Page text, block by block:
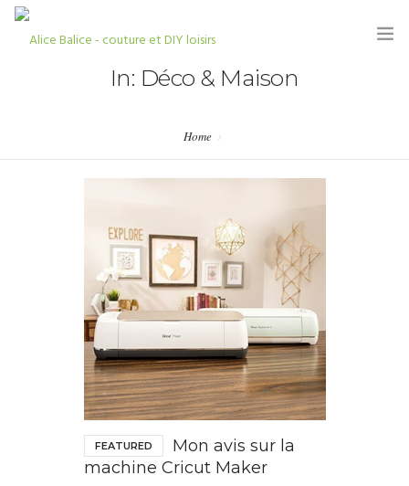
HOME
KITS & COUPONS
PARTENARIATS & PRESSE
In: Déco & Maison
Home
FEATURED
Mon avis sur la
machine Cricut Maker